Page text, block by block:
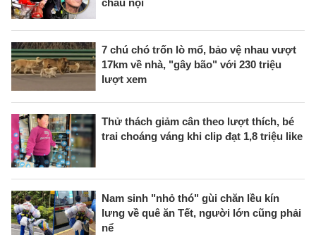
cháu nội
7 chú chó trốn lò mổ, bảo vệ nhau vượt
17km về nhà, "gây bão" với 230 triệu
lượt xem
Thử thách giảm cân theo lượt thích, bé
trai choáng váng khi clip đạt 1,8 triệu like
Nam sinh "nhỏ thó" gùi chăn lều kín
lưng về quê ăn Tết, người lớn cũng phải
nể